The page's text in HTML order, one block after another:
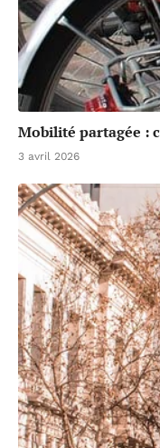
Mobilité partagée :
3 avril 2026